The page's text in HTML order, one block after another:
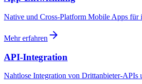
Native und Cross-Platform Mobile Apps für
Mehr erfahren
API-Integration
Nahtlose Integration von Drittanbieter-APIs